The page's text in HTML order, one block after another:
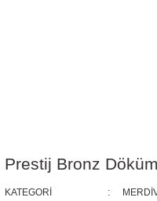
Prestij Bronz
KATEGORI